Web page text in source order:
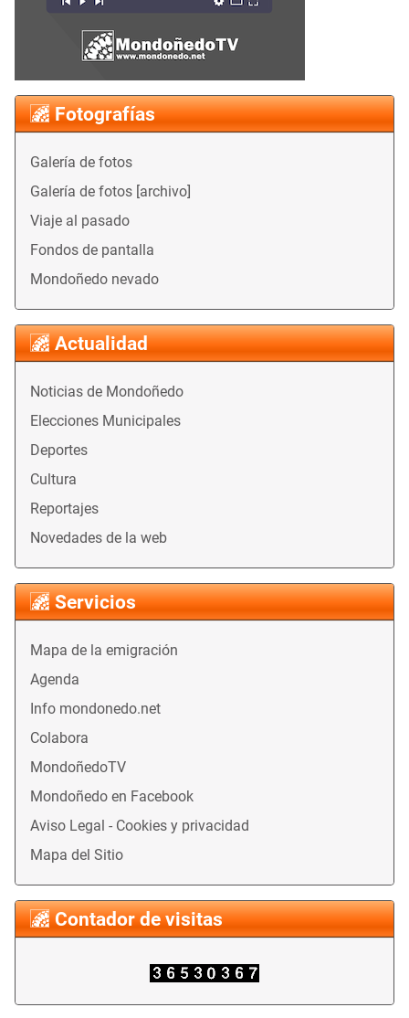
Fotografías
Galería de fotos
Galería de fotos [archivo]
Viaje al pasado
Fondos de pantalla
Mondoñedo nevado
Actualidad
Noticias de Mondoñedo
Elecciones Municipales
Deportes
Cultura
Reportajes
Novedades de la web
Servicios
Mapa de la emigración
Agenda
Info mondonedo.net
Colabora
MondoñedoTV
Mondoñedo en Facebook
Aviso Legal - Cookies y privacidad
Mapa del Sitio
Contador de visitas